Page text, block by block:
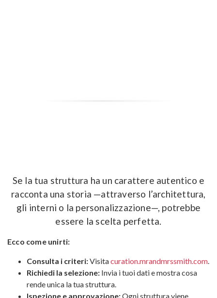
Se la tua struttura ha un carattere autentico e
racconta una storia —attraverso l’architettura,
gli interni o la personalizzazione—, potrebbe
essere la scelta perfetta.
Ecco come unirti:
Consulta i criteri:Visitacuration.mrandmrssmith.com.
Richiedi la selezione: Invia i tuoi dati e mostra cosa
rende unica la tua struttura.
Ispezione e approvazione:Ogni struttura viene